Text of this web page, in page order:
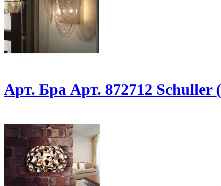
Арт. Бра Арт. 872712 Schuller